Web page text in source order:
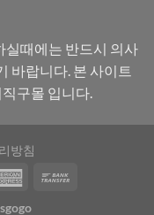
실때에는 반드시 의사
바랍니다. 본 사이트
구몰 입니다.
방침